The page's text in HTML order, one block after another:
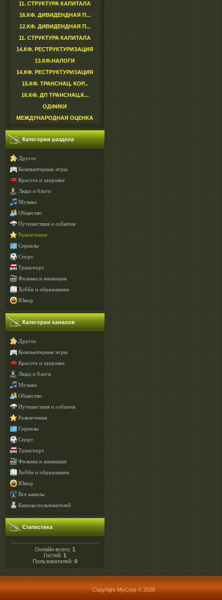
11. СТРУКТУРА КАПИТАЛА
16.КФ. ДИВИДЕНДНАЯ П...
12.КФ. ДИВИДЕНДНАЯ П...
11. СТРУКТУРА КАПИТАЛА
14.КФ. РЕСТРУКТУРИЗАЦИЯ
13.КФ.НАЛОГИ
14.КФ. РЕСТРУКТУРИЗАЦИЯ
15.КФ. ТРАНСНАЦ. КОР...
16.КФ. ДП ТРАНСНАЦ.К...
ОДФИКИ
МЕЖДУНАРОДНАЯ ОЦЕНКА
Категории раздела
Другое
Компьютерные игры
Красота и здоровье
Люди и блоги
Музыка
Общество
Путешествия и события
Развлечения
Сериалы
Спорт
Транспорт
Фильмы и анимация
Хобби и образование
Юмор
Категории каналов
Другое
Компьютерные игры
Красота и здоровье
Люди и блоги
Музыка
Общество
Путешествия и события
Развлечения
Сериалы
Спорт
Транспорт
Фильмы и анимация
Хобби и образование
Юмор
Все каналы
Каналы пользователей
Статистика
Онлайн всего: 1
Гостей: 1
Пользователей: 0
Copyright MyCorp © 2026